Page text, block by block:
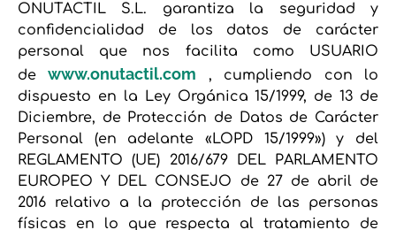
ONUTACTIL S.L. garantiza la seguridad y
confidencialidad de los datos de carácter
personal que nos facilita como USUARIO
dewww.onutactil.com , cumpliendo con lo
dispuesto en la Ley Orgánica 15/1999, de 13 de
Diciembre, de Protección de Datos de Carácter
Personal (en adelante «LOPD 15/1999») y del
REGLAMENTO (UE) 2016/679 DEL PARLAMENTO
EUROPEO Y DEL CONSEJO de 27 de abril de
2016 relativo a la protección de las personas
físicas en lo que respecta al tratamiento de